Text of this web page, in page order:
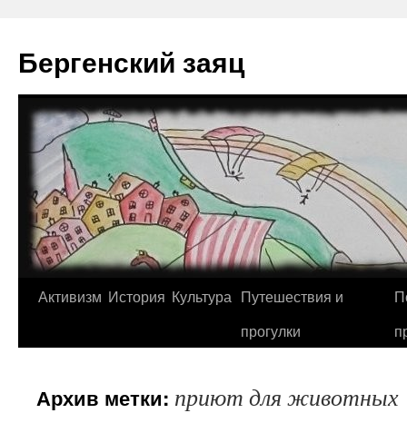
содержимому
Бергенский заяц
Активизм История Культура Путешествия и
прогулки
Архив метки: приют для животных